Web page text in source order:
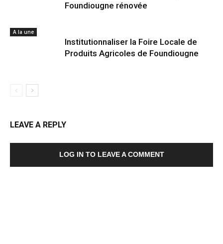
Foundiougne rénovée
A la une
Institutionnaliser la Foire Locale de
Produits Agricoles de Foundiougne
LEAVE A REPLY
LOG IN TO LEAVE A COMMENT